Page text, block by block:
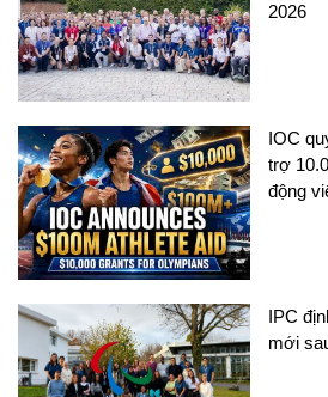
2026
IOC
trợ
động
IPC
mới